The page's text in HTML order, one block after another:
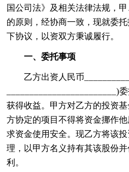
国公司法》及相关法律法规，
的原则，经协商一致，现就委
下协议，以资双方秉诚履行。
一、委托事项
乙方出资人民币
________________________)
获得收益。甲方对乙方的投资
方协定的项目不得将资金挪作
求资金使用安全。现乙方将该
理，以甲方名义持有其该股份
利。